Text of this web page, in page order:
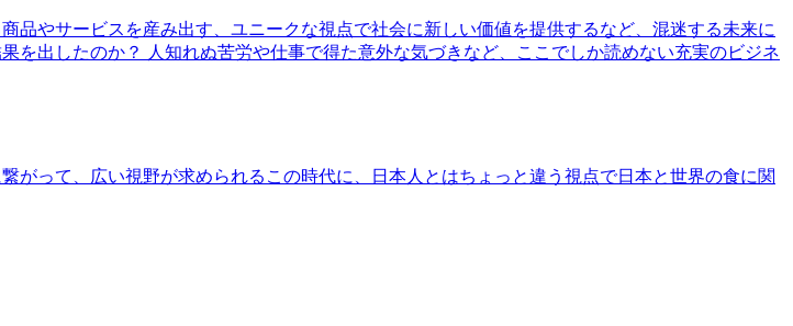
品やサービスを産み出す、ユニークな視点で社会に新しい価値を提供するなど、混迷する未来に
を出したのか？ 人知れぬ苦労や仕事で得た意外な気づきなど、ここでしか読めない充実のビジネ
がって、広い視野が求められるこの時代に、日本人とはちょっと違う視点で日本と世界の食に関